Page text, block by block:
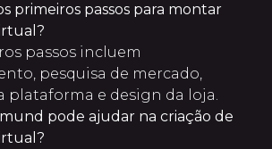
primeiros passos para montar
passos incluem
pesquisa de mercado,
plataforma e design da loja.
pode ajudar na criação de